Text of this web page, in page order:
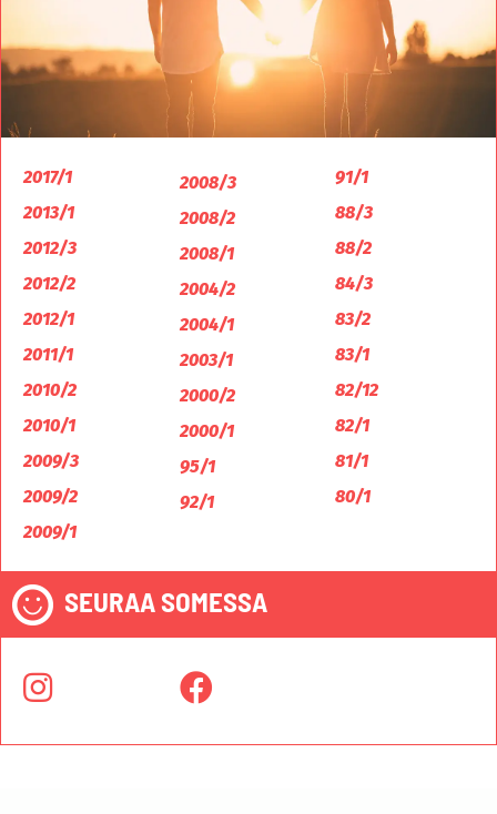
2017/1
2013/1
2012/3
2012/2
2012/1
2011/1
2010/2
2010/1
2009/3
2009/2
2009/1
2008/3
2008/2
2008/1
2004/2
2004/1
2003/1
2000/2
2000/1
95/1
92/1
91/1
88/3
88/2
84/3
83/2
83/1
82/12
82/1
81/1
80/1
SEURAA SOMESSA